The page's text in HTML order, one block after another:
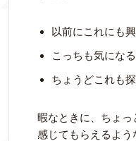
以前にこれにも
こっちも気になる
ちょうどこれも
暇なときに、ちょ
感じてもらえるよう